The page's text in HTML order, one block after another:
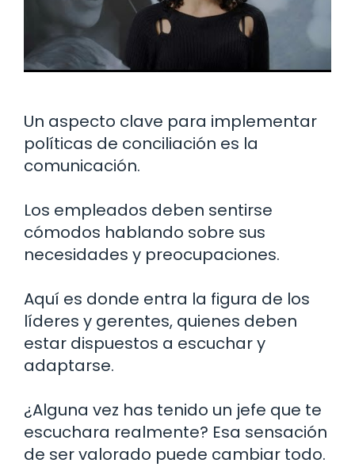
Un aspecto clave para implementar
políticas de conciliación es la
comunicación.
Los empleados deben sentirse
cómodos hablando sobre sus
necesidades y preocupaciones.
Aquí es donde entra la figura de los
líderes y gerentes, quienes deben
estar dispuestos a escuchar y
adaptarse.
¿Alguna vez has tenido un jefe que te
escuchara realmente? Esa sensación
de ser valorado puede cambiar todo.